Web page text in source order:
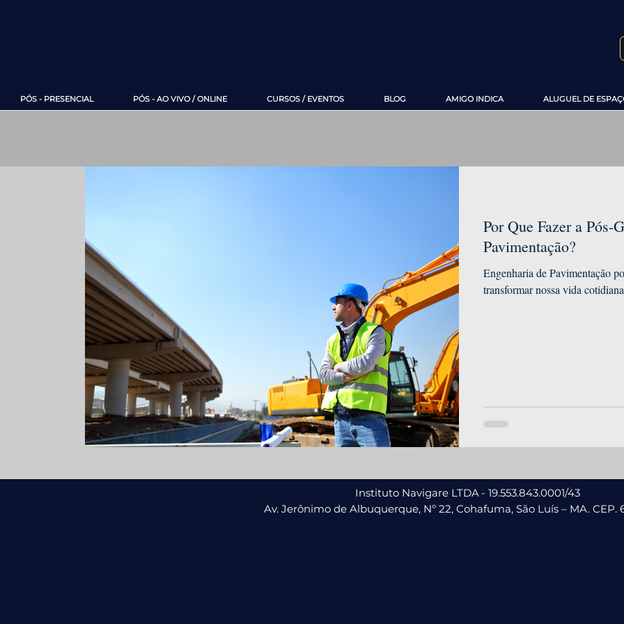
PÓS - PRESENCIAL PÓS - AO VIVO / ONLINE CURSOS / EVENTOS BLOG AMIGO INDICA ALUGUEL DE
Por Que Fazer a Pós-
Pavimentação?
Engenharia de Pavimentação
transformar nossa vida
Instituto Navigare LTDA - 19.553.843.0001/43
Av. Jerônimo de Albuquerque, Nº 22, Cohafuma, São Luís – MA. CEP.